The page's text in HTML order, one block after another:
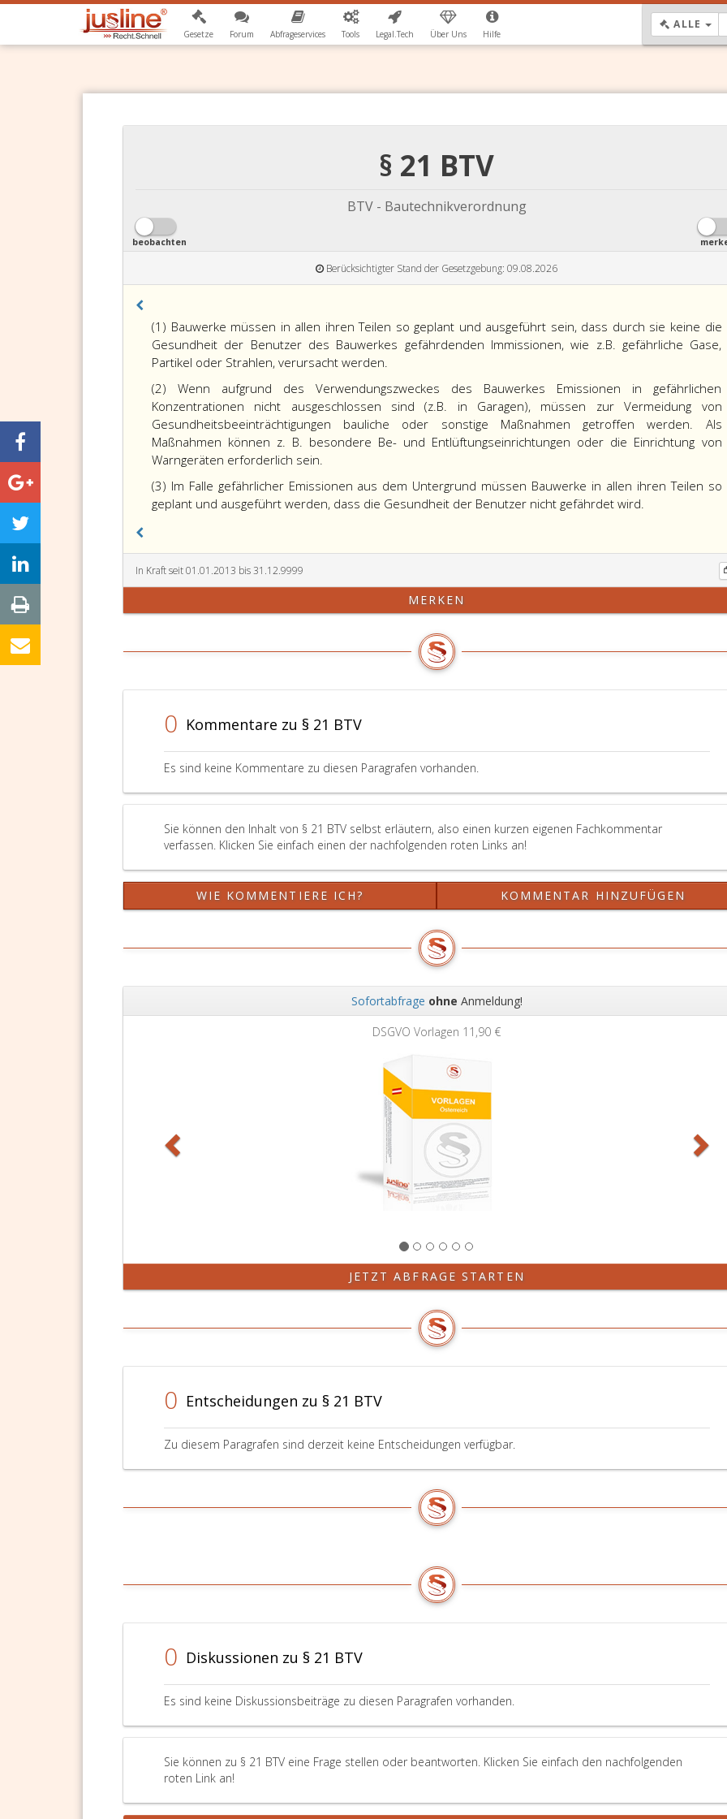
Gesetze Forum Abfrageservices Tools Legal.Tech Über Uns Hilfe
ALLE
§ 21 BTV
BTV - Bautechnikverordnung
beobachten
Berücksichtigter Stand der Gesetzgebung: 09.08.2026
(1) Bauwerke müssen in allen ihren Teilen so geplant und ausgeführt sein, dass durch sie keine die
Gesundheit der Benutzer des Bauwerkes gefährdenden Immissionen, wie z.B. gefährliche Gase,
Partikel oder Strahlen, verursacht werden.
(2) Wenn aufgrund des Verwendungszweckes des Bauwerkes Emissionen in gefährlichen
Konzentrationen nicht ausgeschlossen sind (z.B. in Garagen), müssen zur Vermeidung von
Gesundheitsbeeinträchtigungen bauliche oder sonstige Maßnahmen getroffen werden. Als
Maßnahmen können z. B. besondere Be- und Entlüftungseinrichtungen oder die Einrichtung von
Warngeräten erforderlich sein.
(3) Im Falle gefährlicher Emissionen aus dem Untergrund müssen Bauwerke in allen ihren Teilen so
geplant und ausgeführt werden, dass die Gesundheit der Benutzer nicht gefährdet wird.
In Kraft seit 01.01.2013 bis 31.12.9999
MERKEN
0 Kommentare zu § 21 BTV
Es sind keine Kommentare zu diesen Paragrafen vorhanden.
Sie können den Inhalt von § 21 BTV selbst erläutern, also einen kurzen eigenen Fachkommentar
verfassen. Klicken Sie einfach einen der nachfolgenden roten Links an!
WIE KOMMENTIERE ICH? KOMMENTAR HINZUFÜGEN
Sofortabfrage ohne Anmeldung!
DSGVO Vorlagen 11,90 €
JETZT ABFRAGE STARTEN
0 Entscheidungen zu § 21 BTV
Zu diesem Paragrafen sind derzeit keine Entscheidungen verfügbar.
0 Diskussionen zu § 21 BTV
Es sind keine Diskussionsbeiträge zu diesen Paragrafen vorhanden.
Sie können zu § 21 BTV eine Frage stellen oder beantworten. Klicken Sie einfach den nachfolgenden
roten Link an!